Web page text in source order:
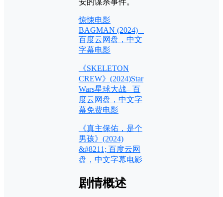
安的谋杀事件。
惊悚电影
BAGMAN (2024) –
百度云网盘，中文
字幕电影
《SKELETON
CREW》(2024)Star
Wars星球大战– 百
度云网盘，中文字
幕免费电影
《真主保佑，是个
男孩》(2024)
&#8211; 百度云网
盘，中文字幕电影
剧情概述